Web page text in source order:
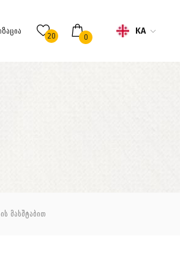
20 0
KA
მასშტაბით